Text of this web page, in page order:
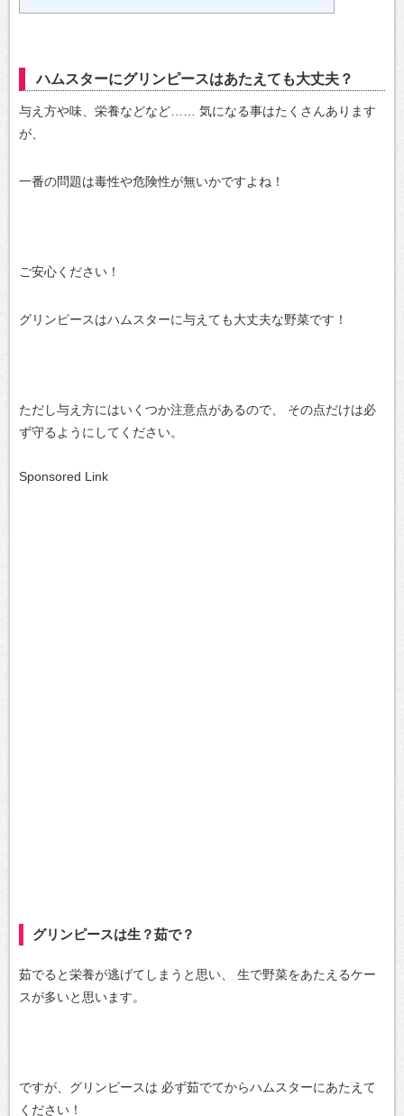
ハムスターにグリンピースはあたえても大丈夫？
与え方や味、栄養などなど……
気になる事はたくさんあります
が、
一番の問題は毒性や危険性が無いかですよね！
ご安心ください！
グリンピースはハムスターに与えても大丈夫な野菜です！
ただし与え方にはいくつか注意点があるので、
その点だけは必
ず守るようにしてください。
Sponsored Link
グリンピースは生？茹で？
茹でると栄養が逃げてしまうと思い、
生で野菜をあたえるケー
スが多いと思います。
ですが、グリンピースは 必ず茹でてからハムスターにあたえて
ください！